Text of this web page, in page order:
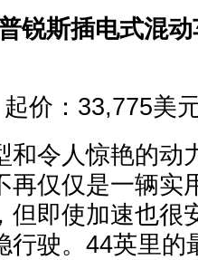
锐斯插电式混
价：33,775美
令人惊艳的动
再仅仅是一辆实
但即使加速也很
行驶。44英里的